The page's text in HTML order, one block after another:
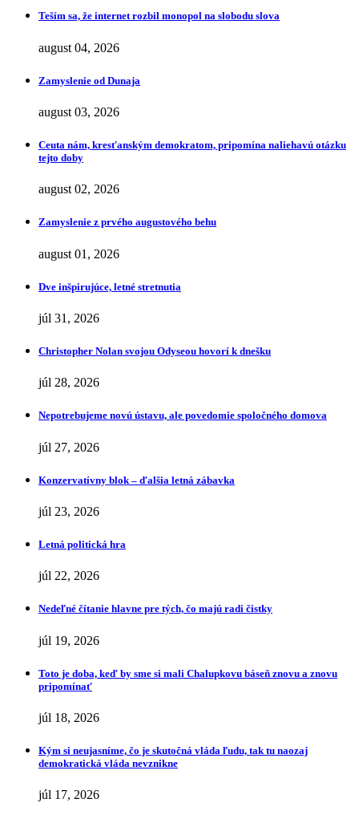
Teším sa, že internet rozbil monopol na slobodu slova
august 04, 2026
Zamyslenie od Dunaja
august 03, 2026
Ceuta nám, kresťanským demokratom, pripomína naliehavú otázku
tejto doby
august 02, 2026
Zamyslenie z prvého augustového behu
august 01, 2026
Dve inšpirujúce, letné stretnutia
júl 31, 2026
Christopher Nolan svojou Odyseou hovorí k dnešku
júl 28, 2026
Nepotrebujeme novú ústavu, ale povedomie spoločného domova
júl 27, 2026
Konzervatívny blok – ďalšia letná zábavka
júl 23, 2026
Letná politická hra
júl 22, 2026
Nedeľné čítanie hlavne pre tých, čo majú radi čistky
júl 19, 2026
Toto je doba, keď by sme si mali Chalupkovu báseň znovu a znovu
pripomínať
júl 18, 2026
Kým si neujasníme, čo je skutočná vláda ľudu, tak tu naozaj
demokratická vláda nevznikne
júl 17, 2026